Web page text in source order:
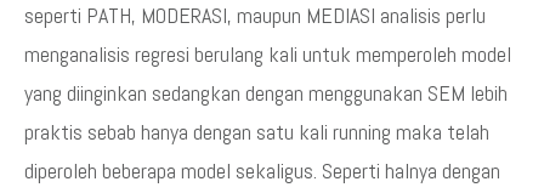
seperti PATH, MODERASI, maupun MEDIASI analisis perlu
menganalisis regresi berulang kali untuk memperoleh model
yang diinginkan sedangkan dengan menggunakan SEM lebih
praktis sebab hanya dengan satu kali running maka telah
diperoleh beberapa model sekaligus. Seperti halnya dengan